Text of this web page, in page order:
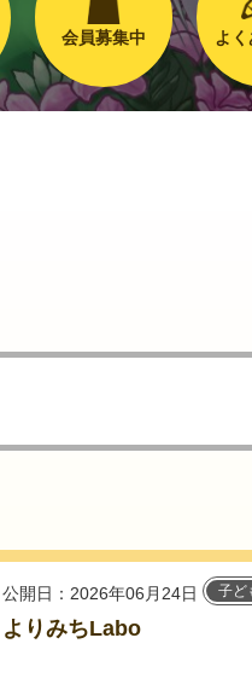
会員募集中 よ
公開日：2026年06月24日 子ど
よりみちLabo